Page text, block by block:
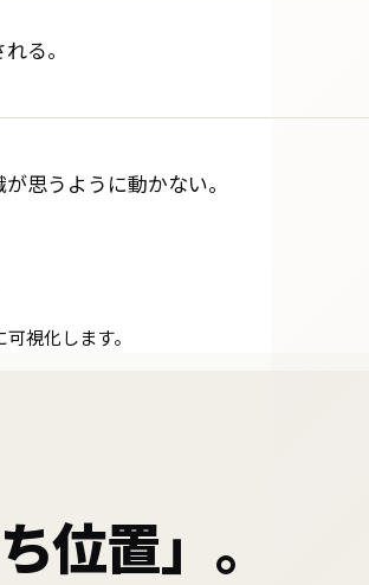
る。
思うように動かない。
視化します。
位置」。